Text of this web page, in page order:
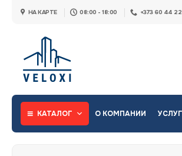
НА КАРТЕ 08:00 - 18:00 +373 60 44 22
КАТАЛОГ О КОМПАНИИ